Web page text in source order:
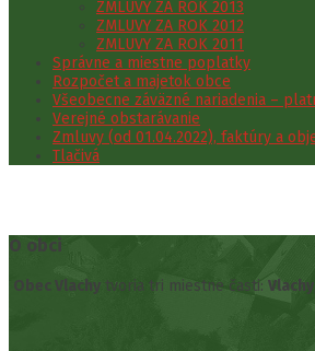
ZMLUVY ZA ROK 2013
ZMLUVY ZA ROK 2012
ZMLUVY ZA ROK 2011
Správne a miestne poplatky
Rozpočet a majetok obce
Všeobecne záväzné nariadenia –
Verejné obstarávanie
Zmluvy (od 01.04.2022), faktúry a
Tlačivá
O obci
Obec Vlachy tvoria tri miestne časti: Vlachy